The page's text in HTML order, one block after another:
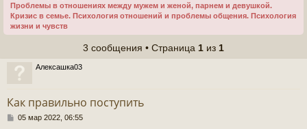
i
Проблемы в отношениях между мужем и женой, парнем и девушкой.
Кризис в семье. Психология отношений и проблемы общения. Психология
жизни и чувств
3 сообщения • Страница 1 из 1
Алексашка03
Как правильно поступить
С05 мар 2022, 06:55